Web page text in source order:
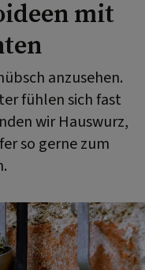
mit
anzusehen.
fühlen sich fast
wir Hauswurz,
so gerne zum